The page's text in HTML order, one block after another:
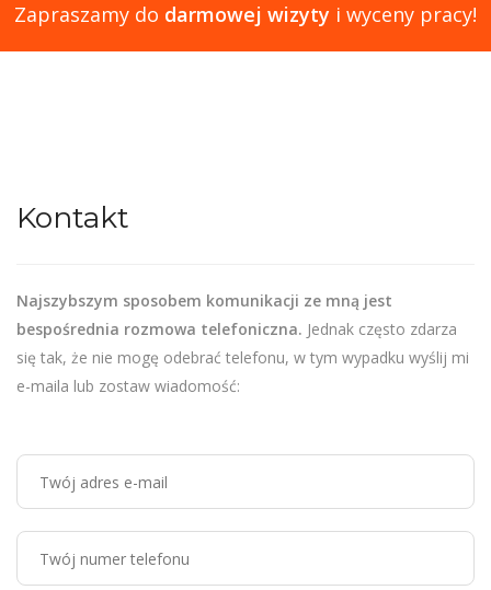
Zapraszamy do darmowej wizyty i wyceny pracy!
Kontakt
Najszybszym sposobem komunikacji ze mną jest
bespośrednia rozmowa telefoniczna. Jednak często zdarza
się tak, że nie mogę odebrać telefonu, w tym wypadku wyślij mi
e-maila lub zostaw wiadomość: